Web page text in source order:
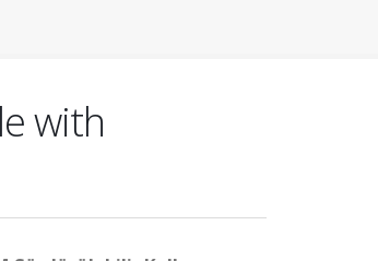
with